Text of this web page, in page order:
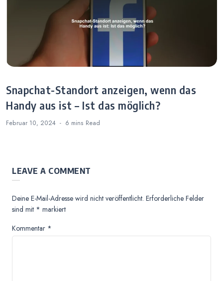
Snapchat-Standort anzeigen, wenn das
Handy aus ist – Ist das möglich?
Februar 10, 2024 6 mins Read
LEAVE A COMMENT
Deine E-Mail-Adresse wird nicht veröffentlicht. Erforderliche Felder
sind mit * markiert
Kommentar *